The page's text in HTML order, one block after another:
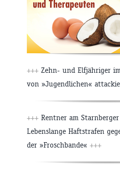
+++ Zehn- und Elfjähriger
von »Jugendlichen«
+++ Rentner am
Lebenslange Haftstrafen
der »Froschbande« +++